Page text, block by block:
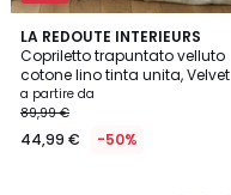
LA REDOUTE INTERIEURS
Copriletto trapuntato velluto
cotone lino tinta unita, Velvet
a partire da
89,99 €
44,99 € -50%
4,1
/ 5
6
Colori